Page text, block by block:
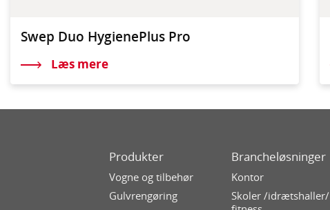
Swep Duo HygienePlus Pro
Læs mere
Produkter
Vogne og tilbehør
Gulvrengøring
Brancheløsninger
Kontor
Skoler /idrætshaller/